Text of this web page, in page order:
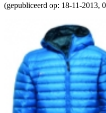
(gepubliceerd op: 18-11-2013,